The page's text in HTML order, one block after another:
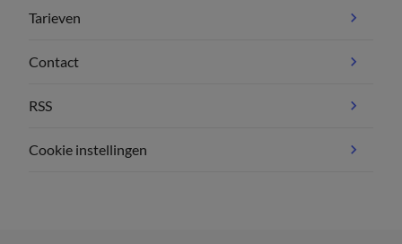
Tarieven
Contact
RSS
Cookie instellingen